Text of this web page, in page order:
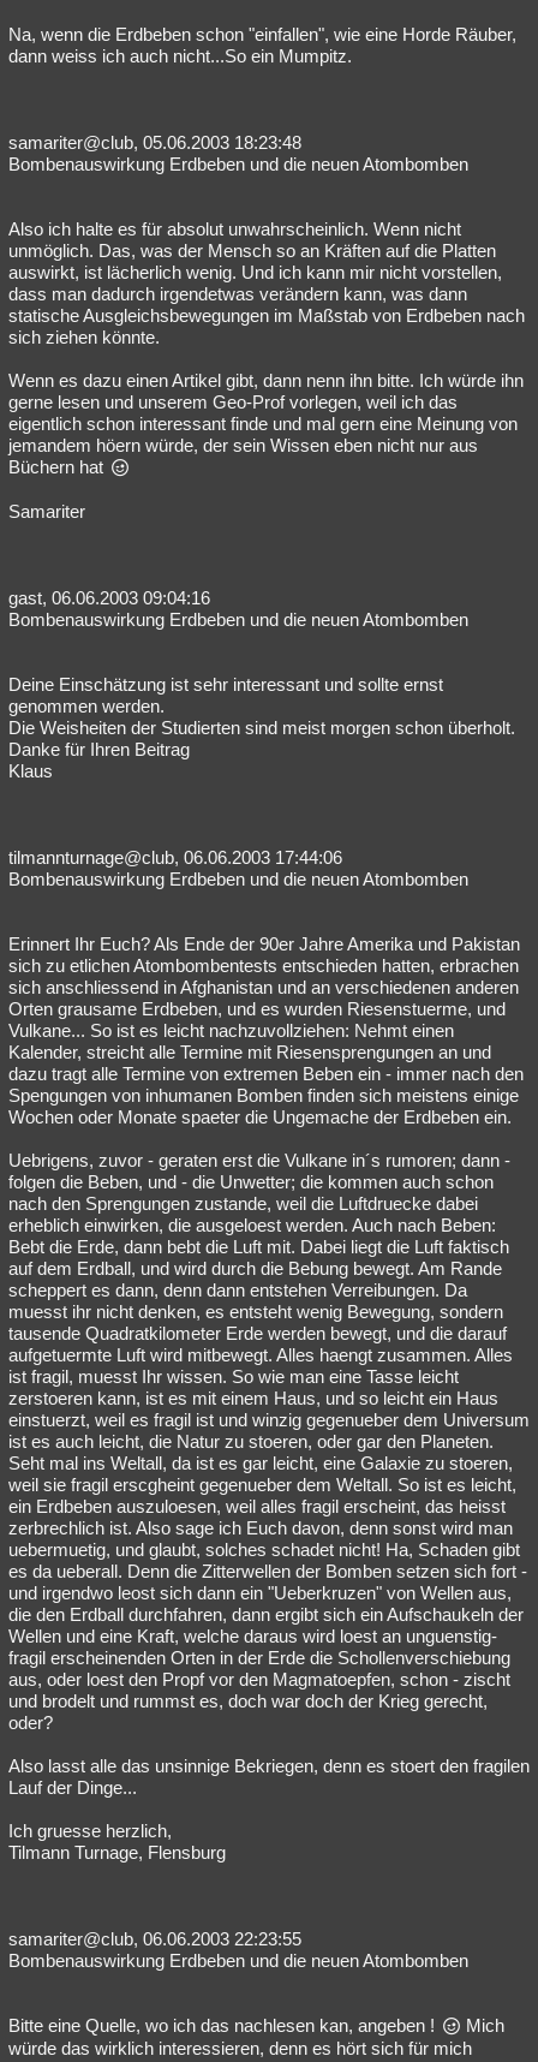
Na, wenn die Erdbeben schon "einfallen", wie eine Horde Räuber,
dann weiss ich auch nicht...So ein Mumpitz.
samariter@club, 05.06.2003 18:23:48
Bombenauswirkung Erdbeben und die neuen Atombomben
Also ich halte es für absolut unwahrscheinlich. Wenn nicht
unmöglich. Das, was der Mensch so an Kräften auf die Platten
auswirkt, ist lächerlich wenig. Und ich kann mir nicht vorstellen,
dass man dadurch irgendetwas verändern kann, was dann
statische Ausgleichsbewegungen im Maßstab von Erdbeben nach
sich ziehen könnte.
Wenn es dazu einen Artikel gibt, dann nenn ihn bitte. Ich würde ihn
gerne lesen und unserem Geo-Prof vorlegen, weil ich das
eigentlich schon interessant finde und mal gern eine Meinung von
jemandem höern würde, der sein Wissen eben nicht nur aus
Büchern hat
Samariter
gast, 06.06.2003 09:04:16
Bombenauswirkung Erdbeben und die neuen Atombomben
Deine Einschätzung ist sehr interessant und sollte ernst
genommen werden.
Die Weisheiten der Studierten sind meist morgen schon überholt.
Danke für Ihren Beitrag
Klaus
tilmannturnage@club, 06.06.2003 17:44:06
Bombenauswirkung Erdbeben und die neuen Atombomben
Erinnert Ihr Euch? Als Ende der 90er Jahre Amerika und Pakistan
sich zu etlichen Atombombentests entschieden hatten, erbrachen
sich anschliessend in Afghanistan und an verschiedenen anderen
Orten grausame Erdbeben, und es wurden Riesenstuerme, und
Vulkane... So ist es leicht nachzuvollziehen: Nehmt einen
Kalender, streicht alle Termine mit Riesensprengungen an und
dazu tragt alle Termine von extremen Beben ein - immer nach den
Spengungen von inhumanen Bomben finden sich meistens einige
Wochen oder Monate spaeter die Ungemache der Erdbeben ein.
Uebrigens, zuvor - geraten erst die Vulkane in´s rumoren; dann -
folgen die Beben, und - die Unwetter; die kommen auch schon
nach den Sprengungen zustande, weil die Luftdruecke dabei
erheblich einwirken, die ausgeloest werden. Auch nach Beben:
Bebt die Erde, dann bebt die Luft mit. Dabei liegt die Luft faktisch
auf dem Erdball, und wird durch die Bebung bewegt. Am Rande
scheppert es dann, denn dann entstehen Verreibungen. Da
muesst ihr nicht denken, es entsteht wenig Bewegung, sondern
tausende Quadratkilometer Erde werden bewegt, und die darauf
aufgetuermte Luft wird mitbewegt. Alles haengt zusammen. Alles
ist fragil, muesst Ihr wissen. So wie man eine Tasse leicht
zerstoeren kann, ist es mit einem Haus, und so leicht ein Haus
einstuerzt, weil es fragil ist und winzig gegenueber dem Universum
ist es auch leicht, die Natur zu stoeren, oder gar den Planeten.
Seht mal ins Weltall, da ist es gar leicht, eine Galaxie zu stoeren,
weil sie fragil erscgheint gegenueber dem Weltall. So ist es leicht,
ein Erdbeben auszuloesen, weil alles fragil erscheint, das heisst
zerbrechlich ist. Also sage ich Euch davon, denn sonst wird man
uebermuetig, und glaubt, solches schadet nicht! Ha, Schaden gibt
es da ueberall. Denn die Zitterwellen der Bomben setzen sich fort -
und irgendwo leost sich dann ein "Ueberkruzen" von Wellen aus,
die den Erdball durchfahren, dann ergibt sich ein Aufschaukeln der
Wellen und eine Kraft, welche daraus wird loest an unguenstig-
fragil erscheinenden Orten in der Erde die Schollenverschiebung
aus, oder loest den Propf vor den Magmatoepfen, schon - zischt
und brodelt und rummst es, doch war doch der Krieg gerecht,
oder?
Also lasst alle das unsinnige Bekriegen, denn es stoert den fragilen
Lauf der Dinge...
Ich gruesse herzlich,
Tilmann Turnage, Flensburg
samariter@club, 06.06.2003 22:23:55
Bombenauswirkung Erdbeben und die neuen Atombomben
Bitte eine Quelle, wo ich das nachlesen kan, angeben !
Mich
würde das wirklich interessieren, denn es hört sich für mich